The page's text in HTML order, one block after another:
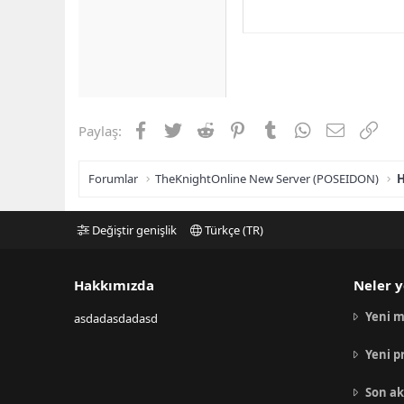
Paylaş: Facebook
TwitterReddit PinterestTumblrWhatsApp
E-postaLink
Forumlar TheKnightOnline New Server (POSEIDON)
Değiştir genişlik Türkçe (TR)
Hakkımızda
asdadasdadasd
Neler
Yeni
Yeni
Son